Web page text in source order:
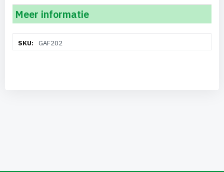
Meer informatie
informatieGAF202